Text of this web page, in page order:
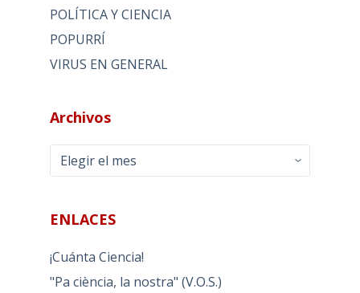
POLÍTICA Y CIENCIA
POPURRÍ
VIRUS EN GENERAL
Archivos
Archivos
ENLACES
¡Cuánta Ciencia!
"Pa ciència, la nostra" (V.O.S.)